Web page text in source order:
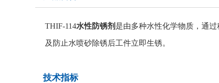
THIF-114水性防锈剂 是由多种水性化学物质，通
及防止水喷砂除锈后工件立即生锈。
技术指标